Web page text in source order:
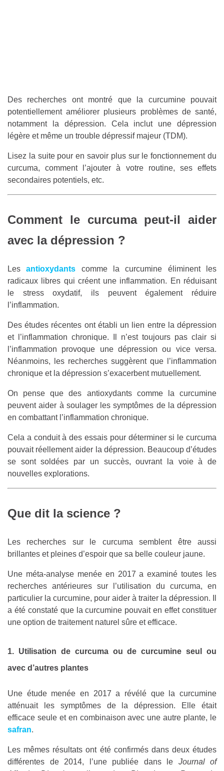
Des recherches ont montré que la curcumine pouvait
potentiellement améliorer plusieurs problèmes de santé,
notamment la dépression. Cela inclut une dépression
légère et même un trouble dépressif majeur (TDM).
Lisez la suite pour en savoir plus sur le fonctionnement du
curcuma, comment l’ajouter à votre routine, ses effets
secondaires potentiels, etc.
Comment le curcuma peut-il aider
avec la dépression ?
Lesantioxydants comme la curcumine éliminent les
radicaux libres qui créent une inflammation. En réduisant
le stress oxydatif, ils peuvent également réduire
l’inflammation.
Des études récentes ont établi un lien entre la dépression
et l’inflammation chronique. Il n’est toujours pas clair si
l’inflammation provoque une dépression ou vice versa.
Néanmoins, les recherches suggèrent que l’inflammation
chronique et la dépression s’exacerbent mutuellement.
On pense que des antioxydants comme la curcumine
peuvent aider à soulager les symptômes de la dépression
en combattant l’inflammation chronique.
Cela a conduit à des essais pour déterminer si le curcuma
pouvait réellement aider la dépression. Beaucoup d’études
se sont soldées par un succès, ouvrant la voie à de
nouvelles explorations.
Que dit la science ?
Les recherches sur le curcuma semblent être aussi
brillantes et pleines d’espoir que sa belle couleur jaune.
Une méta-analyse menée en 2017 a examiné toutes les
recherches antérieures sur l’utilisation du curcuma, en
particulier la curcumine, pour aider à traiter la dépression. Il
a été constaté que la curcumine pouvait en effet constituer
une option de traitement naturel sûre et efficace.
1. Utilisation de curcuma ou de curcumine seul ou
avec d’autres plantes
Une étude menée en 2017 a révélé que la curcumine
atténuait les symptômes de la dépression. Elle était
efficace seule et en combinaison avec une autre plante, le
safran.
Les mêmes résultats ont été confirmés dans deux études
différentes de 2014, l’une publiée dans le Journal of